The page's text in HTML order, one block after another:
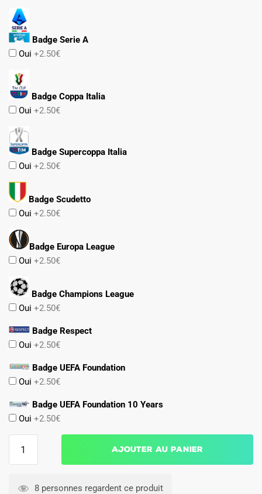
Badge Serie A
Oui +2.50€
Badge Coppa Italia
Oui +2.50€
Badge Supercoppa Italia
Oui +2.50€
Badge Scudetto
Oui +2.50€
Badge Europa League
Oui +2.50€
Badge Champions League
Oui +2.50€
Badge Respect
Oui +2.50€
Badge UEFA Foundation
Oui +2.50€
Badge UEFA Foundation 10 Years
Oui +2.50€
Naples
Ajouter au panier
8 personnes regardent ce produit